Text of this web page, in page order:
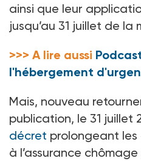
ainsi que leur
jusqu’au 31 juillet de la
>>> A lire aussi
l'hébergement
Mais, nouveau
publication, le 31 juillet
décret prolongeant les
à l’assurance chômage